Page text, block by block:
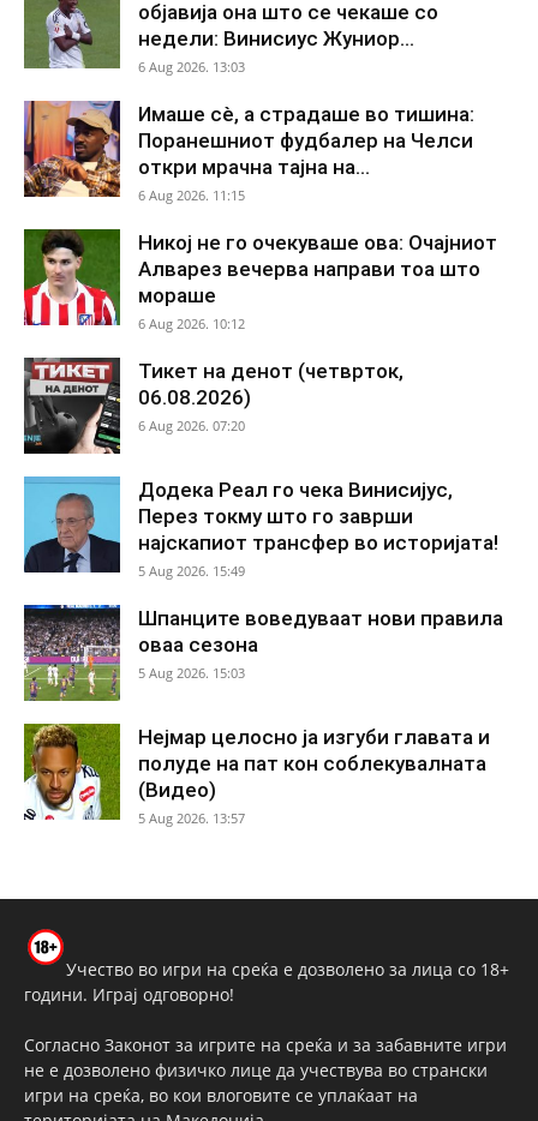
објавија она што се чекаше со
недели: Винисиус Жуниор...
6 Aug 2026. 13:03
Имаше сè, а страдаше во тишина:
Поранешниот фудбалер на Челси
откри мрачна тајна на...
6 Aug 2026. 11:15
Никој не го очекуваше ова: Очајниот
Алварез вечерва направи тоа што
мораше
6 Aug 2026. 10:12
Тикет на денот (четврток,
06.08.2026)
6 Aug 2026. 07:20
Додека Реал го чека Винисијус,
Перез токму што го заврши
најскапиот трансфер во историјата!
5 Aug 2026. 15:49
Шпанците воведуваат нови правила
оваа сезона
5 Aug 2026. 15:03
Нејмар целосно ја изгуби главата и
полуде на пат кон соблекувалната
(Видео)
5 Aug 2026. 13:57
Учество во игри на среќа е дозволено за лица со 18+
години. Играј одговорно!
Согласно Законот за игрите на среќа и за забавните игри
не е дозволено физичко лице да учествува во странски
игри на среќа, во кои влоговите се уплаќаат на